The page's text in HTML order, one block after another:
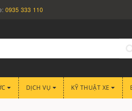
0935 333 110
DỊCH VỤ KỸ THUẬT XE